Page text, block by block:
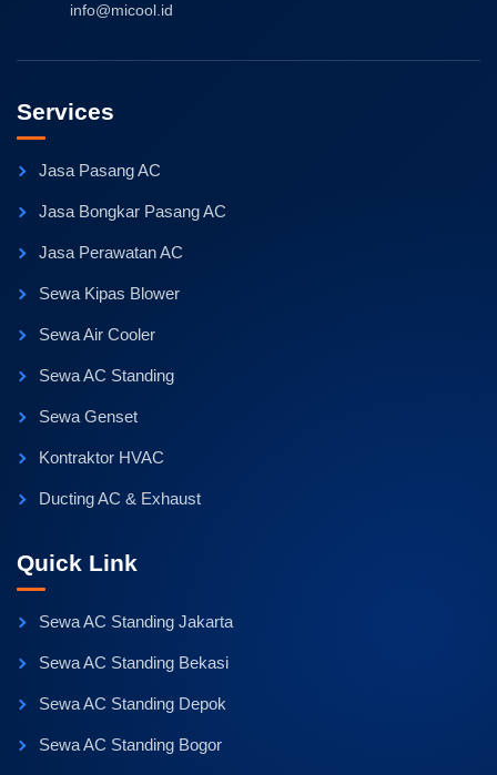
info@micool.id
Services
Jasa Pasang AC
Jasa Bongkar Pasang AC
Jasa Perawatan AC
Sewa Kipas Blower
Sewa Air Cooler
Sewa AC Standing
Sewa Genset
Kontraktor HVAC
Ducting AC & Exhaust
Quick Link
Sewa AC Standing Jakarta
Sewa AC Standing Bekasi
Sewa AC Standing Depok
Sewa AC Standing Bogor